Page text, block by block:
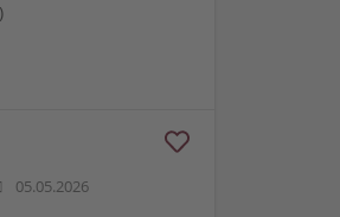
05.05.2026